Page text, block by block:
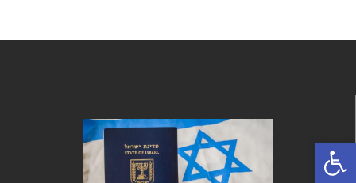
פתח סרגל נגישות